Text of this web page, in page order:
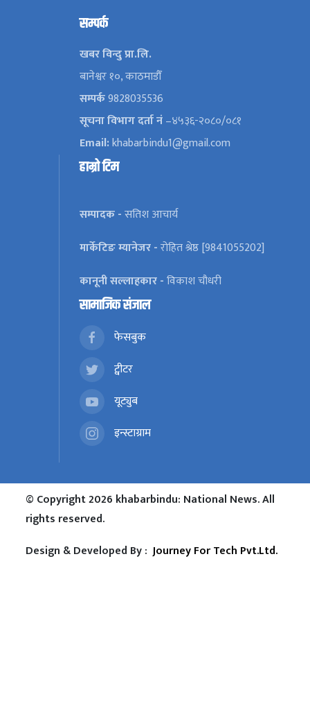
सम्पर्क
खबर विन्दु प्रा.लि.
बानेश्वर १०, काठमाडौँ
सम्पर्क9828035536
सूचना विभाग दर्ता नं–४५३६-२०८०/०८१
Email:khabarbindu1@gmail.com
हाम्रो टिम
सम्पादक -सतिश आचार्य
मार्केटिङ म्यानेजर -रोहित श्रेष्ठ [9841055202]
कानूनी सल्लाहकार -विकाश चौधरी
सामाजिक संजाल
फेसबुक
ट्वीटर
यूट्युब
इन्स्टाग्राम
© Copyright 2026 khabarbindu: National News. All
rights reserved.
Design & Developed By :Journey For Tech Pvt.Ltd.